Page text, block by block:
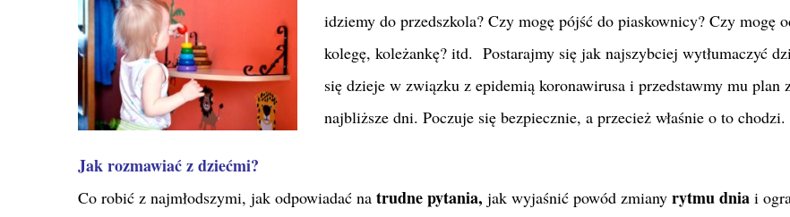
idziemy do przedszkola? Czy mogę pójść do piaskownicy? Czy mogę
kolegę, koleżankę? itd. Postarajmy się jak najszybciej wytłumaczyć
się dzieje w związku z epidemią koronawirusa i przedstawmy mu plan
najbliższe dni. Poczuje się bezpiecznie, a przecież właśnie o to chodzi.
Jak rozmawiać z dziećmi?
Co robić z najmłodszymi, jak odpowiadać na trudne pytania, jak wyjaśnić powód zmiany rytmu dnia i